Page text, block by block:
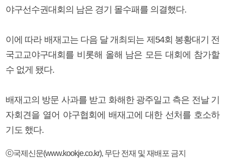
야구선수권대회의 남은 경기 몰수패를 의결했다.
이에 따라 배재고는 다음 달 개최되는 제54회 봉황대기 전
국고교야구대회를 비롯해 올해 남은 모든 대회에 참가할
수 없게 됐다.
배재고의 방문 사과를 받고 화해한 광주일고 측은 전날 기
자회견을 열어 야구협회에 배재고에 대한 선처를 호소하
기도 했다.
ⓒ국제신문(www.kookje.co.kr), 무단 전재 및 재배포 금지